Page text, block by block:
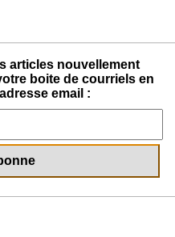
articles nouvellement
boite de courriels en
email :